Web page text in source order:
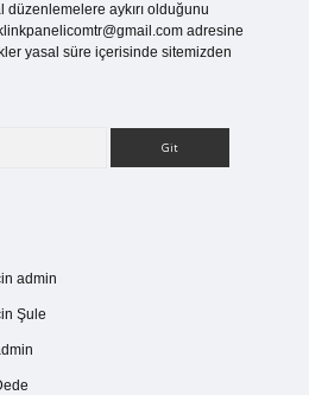
aykırı olduğunu
adresine
yasal süre içerisinde sitemizden
admin
Şule